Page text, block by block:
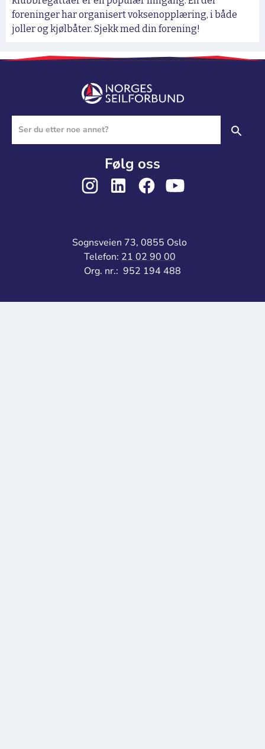
foreninger har organisert voksenopplæring, i både
joller og kjølbåter. Sjekk med din forening!
Følg oss
Sognsveien 73, 0855 Oslo
Telefon: 21 02 90 00
Org. nr.: 952 194 488